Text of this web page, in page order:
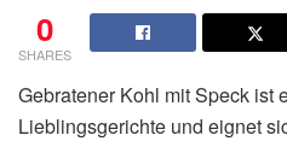
0
SHARES
Gebratener Kohl mit Speck ist
Lieblingsgerichte und eignet